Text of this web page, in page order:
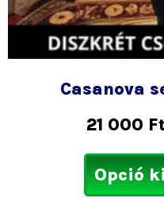
Casanova
21 000
Opció